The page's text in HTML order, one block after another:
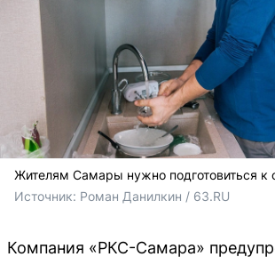
Жителям Самары нужно подготовиться к
Источник: Роман Данилкин / 63.RU
Компания «РКС-Самара»